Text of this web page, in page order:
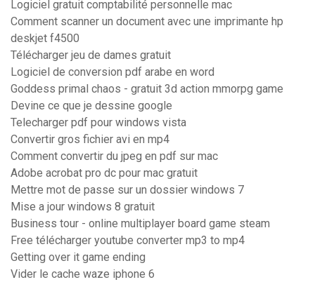
Logiciel gratuit comptabilité personnelle mac
Comment scanner un document avec une imprimante hp
deskjet f4500
Télécharger jeu de dames gratuit
Logiciel de conversion pdf arabe en word
Goddess primal chaos - gratuit 3d action mmorpg game
Devine ce que je dessine google
Telecharger pdf pour windows vista
Convertir gros fichier avi en mp4
Comment convertir du jpeg en pdf sur mac
Adobe acrobat pro dc pour mac gratuit
Mettre mot de passe sur un dossier windows 7
Mise a jour windows 8 gratuit
Business tour - online multiplayer board game steam
Free télécharger youtube converter mp3 to mp4
Getting over it game ending
Vider le cache waze iphone 6